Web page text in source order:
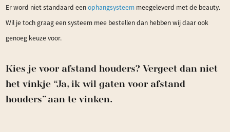
Er word niet standaard eenophangsysteem meegeleverd met de beauty.
Wil je toch graag een systeem mee bestellen dan hebben wij daar ook
genoeg keuze voor.
Kies je voor afstand houders? Vergeet dan niet
het vinkje “Ja, ik wil gaten voor afstand
houders” aan te vinken.